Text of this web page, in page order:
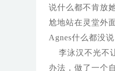
说什么都不肯放
尬地站在灵堂外
Agnes什么都没
李泳汉不光不
办法，做了一个